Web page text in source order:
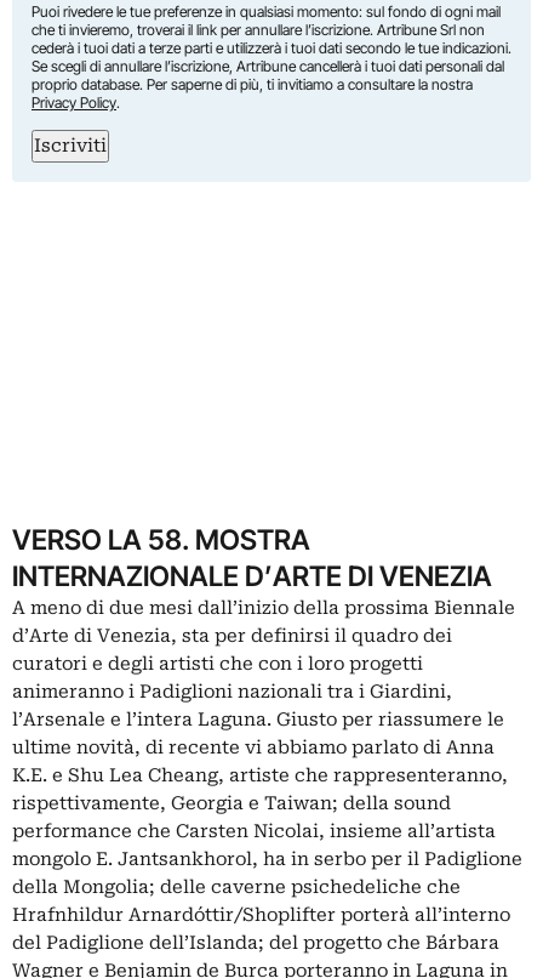
Puoi rivedere le tue preferenze in qualsiasi momento: sul fondo di ogni mail
che ti invieremo, troverai il link per annullare l’iscrizione. Artribune Srl non
cederà i tuoi dati a terze parti e utilizzerà i tuoi dati secondo le tue indicazioni.
Se scegli di annullare l’iscrizione, Artribune cancellerà i tuoi dati personali dal
proprio database. Per saperne di più, ti invitiamo a consultare la nostra
Privacy Policy.
Iscriviti
VERSO LA 58. MOSTRA
INTERNAZIONALE D’ARTE DI VENEZIA
A meno di due mesi dall’inizio della prossima Biennale
d’Arte di Venezia, sta per definirsi il quadro dei
curatori e degli artisti che con i loro progetti
animeranno i Padiglioni nazionali tra i Giardini,
l’Arsenale e l’intera Laguna. Giusto per riassumere le
ultime novità, di recente vi abbiamo parlato di Anna
K.E. e Shu Lea Cheang, artiste che rappresenteranno,
rispettivamente, Georgia e Taiwan; della sound
performance che Carsten Nicolai, insieme all’artista
mongolo E. Jantsankhorol, ha in serbo per il Padiglione
della Mongolia; delle caverne psichedeliche che
Hrafnhildur Arnardóttir/Shoplifter porterà all’interno
del Padiglione dell’Islanda; del progetto che Bárbara
Wagner e Benjamin de Burca porteranno in Laguna in